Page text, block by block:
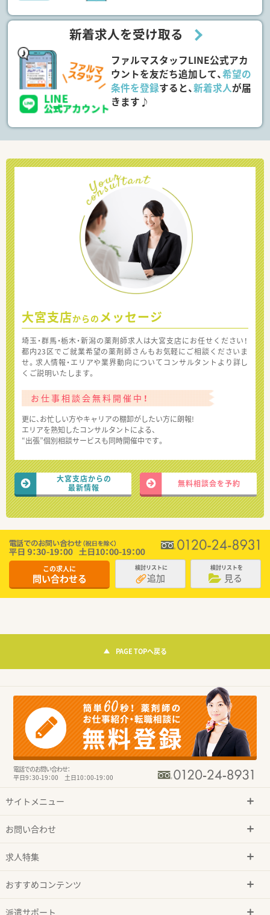
新着求人を受け取る
ファルマスタッフLINE公式アカ
ウントを友だち追加して、希望の
条件を登録すると、新着求人が届
きます♪
大宮支店からの メッセージ
埼玉・群馬・栃木・新潟の薬剤師求人は大宮支店にお任せください！
都内23区でご就業希望の薬剤師さんもお気軽にご相談くださいま
せ。求人情報・エリアや業界動向についてコンサルタントより詳し
くご説明いたします。
お仕事相談会無料開催中！
更に、お忙しい方やキャリアの棚卸がしたい方に朗報!
エリアを熟知したコンサルタントによる、
“出張”個別相談サービスも同時開催中です。
大宮支店からの
最新情報
無料相談会を予約
この求人に
問い合わせる
検討リストに
追加
検討リストを
見る
PAGE TOPへ戻る
電話でのお問い合わせ：
平日9：30-19：00 土日10：00-19：00
サイトメニュー
お問い合わせ
求人特集
おすすめコンテンツ
派遣サポート